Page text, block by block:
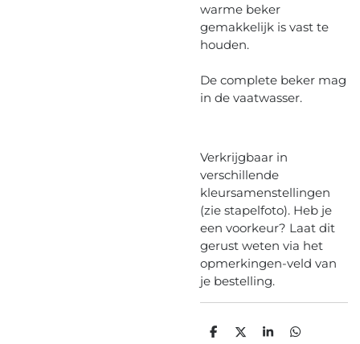
warme beker
gemakkelijk is vast te
houden.
De complete beker mag
in de vaatwasser.
Verkrijgbaar in
verschillende
kleursamenstellingen
(zie stapelfoto). Heb je
een voorkeur? Laat dit
gerust weten via het
opmerkingen-veld van
je bestelling.
D
D
S
D